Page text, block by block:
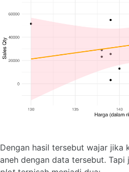
Dengan hasil tersebut wajar jika
aneh dengan data tersebut.